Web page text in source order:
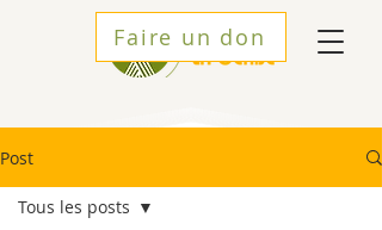
Faire un don
Post
Tous les posts